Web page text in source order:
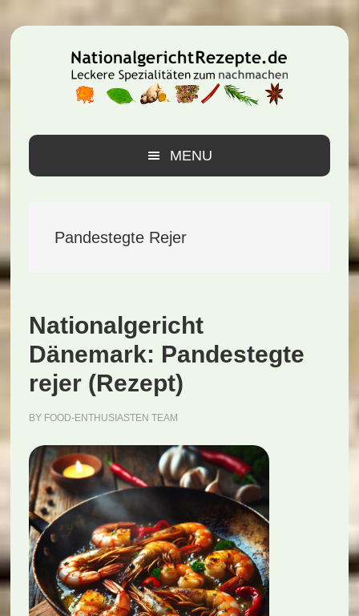
Hauptnavigation
Inhalt
Seitenspalte
MENU
Pandestegte Rejer
Nationalgericht
Dänemark: Pandestegte
rejer (Rezept)
BY FOOD-ENTHUSIASTEN TEAM